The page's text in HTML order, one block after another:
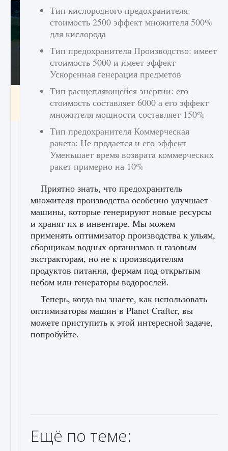
Как включить чат в Fortnite
Тип кислородного предохранителя:
стоимость 2500 эффект множителя 500%
для кислорода
Тип предохранителя Производство: имеет
стоимость 5000 и имеет эффект
Ускоренная генерация предметов
Тип расщепляющейся энергии: его
стоимость составляет 6000 а его эффект
множителя мощности составляет 150%
Тип предохранителя Коммерческая
ракета: Не продается и его эффект
Уменьшает время возврата коммерческих
ракет примерно на 10%
Приятно знать, что предохранитель
множителя производства особенно улучшает
машины, которые генерируют новые ресурсы
и хранят их в инвентаре. Мы можем
применять оптимизатор производства к ульям,
сборщикам водных организмов и газовым
экстракторам, но не к производителям
продуктов питания, фермам под открытым
небом или генераторы водорослей.
Теперь, когда вы знаете, как использовать
оптимизаторы машин в Planet Crafter, вы
можете приступить к этой интересной задаче,
попробуйте.
Ещё по теме: